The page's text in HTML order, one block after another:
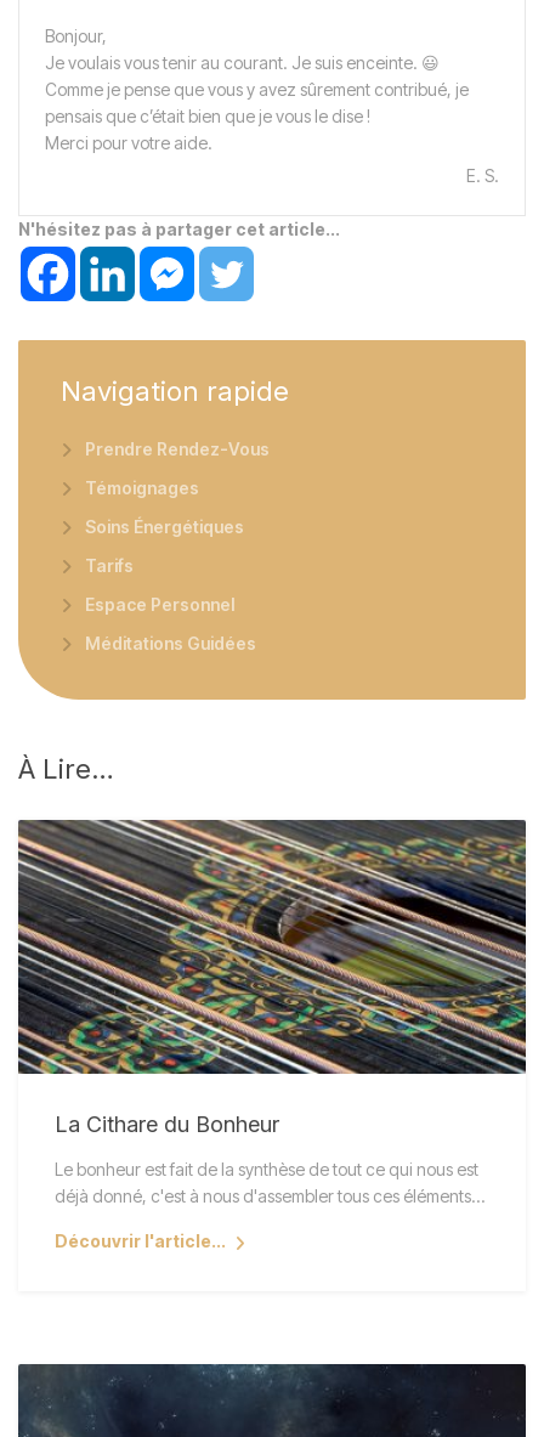
Bonjour,
Je voulais vous tenir au courant. Je suis enceinte. 😃
Comme je pense que vous y avez sûrement contribué, je
pensais que c’était bien que je vous le dise !
Merci pour votre aide.
E. S.
N'hésitez pas à partager cet article...
Navigation rapide
Prendre Rendez-Vous
Témoignages
Soins Énergétiques
Tarifs
Espace Personnel
Méditations Guidées
À Lire…
La Cithare du Bonheur
Le bonheur est fait de la synthèse de tout ce qui nous est
déjà donné, c'est à nous d'assembler tous ces éléments…
Découvrir l'article...